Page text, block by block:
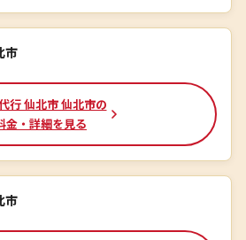
市
行 仙北市 仙北市の
金・詳細を見る
市